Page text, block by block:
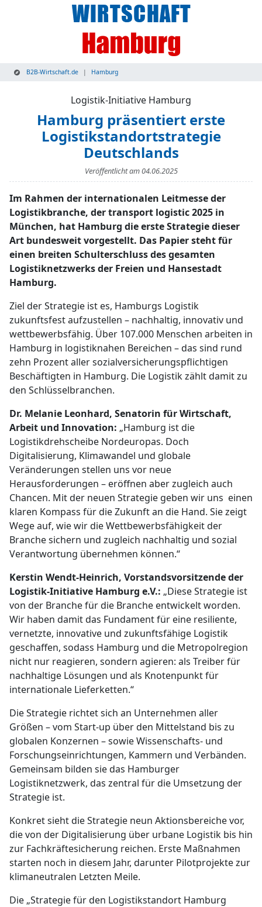
B2B-Wirtschaft.de Hamburg
Logistik-Initiative Hamburg
Hamburg präsentiert erste
Logistikstandortstrategie
Deutschlands
Veröffentlicht am04.06.2025
Im Rahmen der internationalen Leitmesse der
Logistikbranche, der transport logistic 2025 in
München, hat Hamburg die erste Strategie dieser
Art bundesweit vorgestellt. Das Papier steht für
einen breiten Schulterschluss des gesamten
Logistiknetzwerks der Freien und Hansestadt
Hamburg.
Ziel der Strategie ist es, Hamburgs Logistik
zukunftsfest aufzustellen – nachhaltig, innovativ und
wettbewerbsfähig. Über 107.000 Menschen arbeiten in
Hamburg in logistiknahen Bereichen – das sind rund
zehn Prozent aller sozialversicherungspflichtigen
Beschäftigten in Hamburg. Die Logistik zählt damit zu
den Schlüsselbranchen.
Dr. Melanie Leonhard, Senatorin für Wirtschaft,
Arbeit und Innovation: „Hamburg ist die
Logistikdrehscheibe Nordeuropas. Doch
Digitalisierung, Klimawandel und globale
Veränderungen stellen uns vor neue
Herausforderungen – eröffnen aber zugleich auch
Chancen. Mit der neuen Strategie geben wir uns einen
klaren Kompass für die Zukunft an die Hand. Sie zeigt
Wege auf, wie wir die Wettbewerbsfähigkeit der
Branche sichern und zugleich nachhaltig und sozial
Verantwortung übernehmen können.“
Kerstin Wendt-Heinrich, Vorstandsvorsitzende der
Logistik-Initiative Hamburg e.V.: „Diese Strategie ist
von der Branche für die Branche entwickelt worden.
Wir haben damit das Fundament für eine resiliente,
vernetzte, innovative und zukunftsfähige Logistik
geschaffen, sodass Hamburg und die Metropolregion
nicht nur reagieren, sondern agieren: als Treiber für
nachhaltige Lösungen und als Knotenpunkt für
internationale Lieferketten.“
Die Strategie richtet sich an Unternehmen aller
Größen – vom Start-up über den Mittelstand bis zu
globalen Konzernen – sowie Wissenschafts- und
Forschungseinrichtungen, Kammern und Verbänden.
Gemeinsam bilden sie das Hamburger
Logistiknetzwerk, das zentral für die Umsetzung der
Strategie ist.
Konkret sieht die Strategie neun Aktionsbereiche vor,
die von der Digitalisierung über urbane Logistik bis hin
zur Fachkräftesicherung reichen. Erste Maßnahmen
starten noch in diesem Jahr, darunter Pilotprojekte zur
klimaneutralen Letzten Meile.
Die „Strategie für den Logistikstandort Hamburg